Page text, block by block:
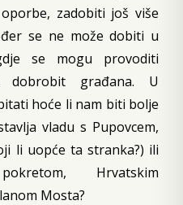
zadobiti još više
se ne može dobiti u
se mogu provoditi
građana. U
hoće li nam biti bolje
vladu s Pupovcem,
li uopće ta stranka?) ili
Hrvatskim
Mosta?